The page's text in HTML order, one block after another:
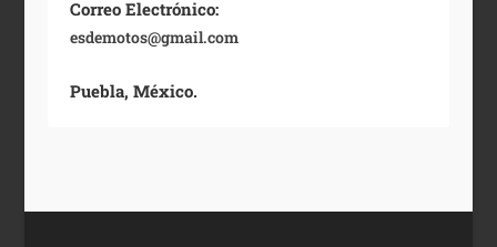
Correo Electrónico:
esdemotos@gmail.com
Puebla, México.